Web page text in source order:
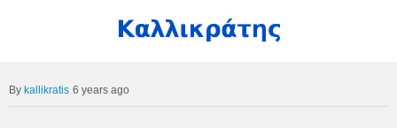
kallikratis 6 years ago